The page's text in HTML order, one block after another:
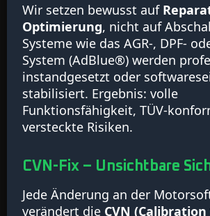
Wir setzen bewusst auf
Optimierung, nicht auf
Systeme wie das AGR-, DPF-
System (AdBlue®) werden
instandgesetzt oder
stabilisiert. Ergebnis: volle
Funktionsfähigkeit, TÜV-
versteckte Risiken.
CVN-Fix – Unsichtbare
Jede Änderung an der
verändert die CVN